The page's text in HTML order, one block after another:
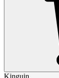
Kinguin